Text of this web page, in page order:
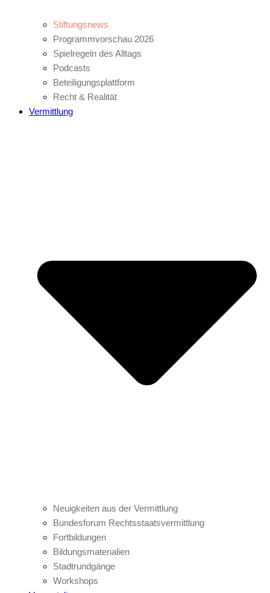
Stiftungsnews
Programmvorschau 2026
Spielregeln des Alltags
Podcasts
Beteiligungsplattform
Recht & Realität
Vermittlung
Neuigkeiten aus der Vermittlung
Bundesforum Rechtsstaatsvermittlung
Fortbildungen
Bildungsmaterialien
Stadtrundgänge
Workshops